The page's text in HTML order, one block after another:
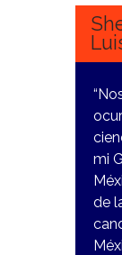
mi
de